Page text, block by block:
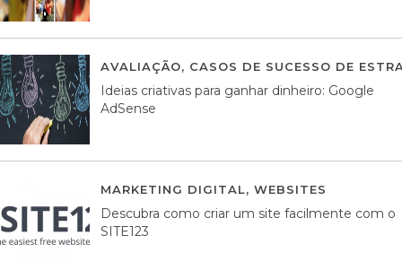
AVALIAÇÃO, CASOS DE SUCESSO DE
Ideias criativas para ganhar dinheiro: Google
AdSense
MARKETING DIGITAL, WEBSITES
Descubra como criar um site facilmente com o
SITE123